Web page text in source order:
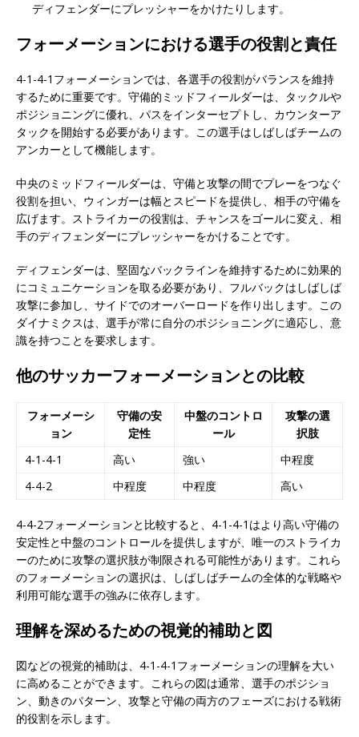
ディフェンダーにプレッシャーをかけたりします。
フォーメーションにおける選手の役割と責任
4-1-4-1フォーメーションでは、各選手の役割がバランスを維持
するために重要です。守備的ミッドフィールダーは、タックルや
ポジショニングに優れ、パスをインターセプトし、カウンターア
タックを開始する必要があります。この選手はしばしばチームの
アンカーとして機能します。
中央のミッドフィールダーは、守備と攻撃の間でプレーをつなぐ
役割を担い、ウィンガーは幅とスピードを提供し、相手の守備を
広げます。ストライカーの役割は、チャンスをゴールに変え、相
手のディフェンダーにプレッシャーをかけることです。
ディフェンダーは、堅固なバックラインを維持するために効果的
にコミュニケーションを取る必要があり、フルバックはしばしば
攻撃に参加し、サイドでのオーバーロードを作り出します。この
ダイナミクスは、選手が常に自分のポジショニングに適応し、意
識を持つことを要求します。
他のサッカーフォーメーションとの比較
フォーメーシ
ョン
守備の安
定性
中盤のコントロ
ール
攻撃の選
択肢
4-1-4-1
高い 強い
中程度
4-4-2
中程度 中程度 高い
4-4-2フォーメーションと比較すると、4-1-4-1はより高い守備の
安定性と中盤のコントロールを提供しますが、唯一のストライカ
ーのために攻撃の選択肢が制限される可能性があります。これら
のフォーメーションの選択は、しばしばチームの全体的な戦略や
利用可能な選手の強みに依存します。
理解を深めるための視覚的補助と図
図などの視覚的補助は、4-1-4-1フォーメーションの理解を大い
に高めることができます。これらの図は通常、選手のポジショ
ン、動きのパターン、攻撃と守備の両方のフェーズにおける戦術
的役割を示します。